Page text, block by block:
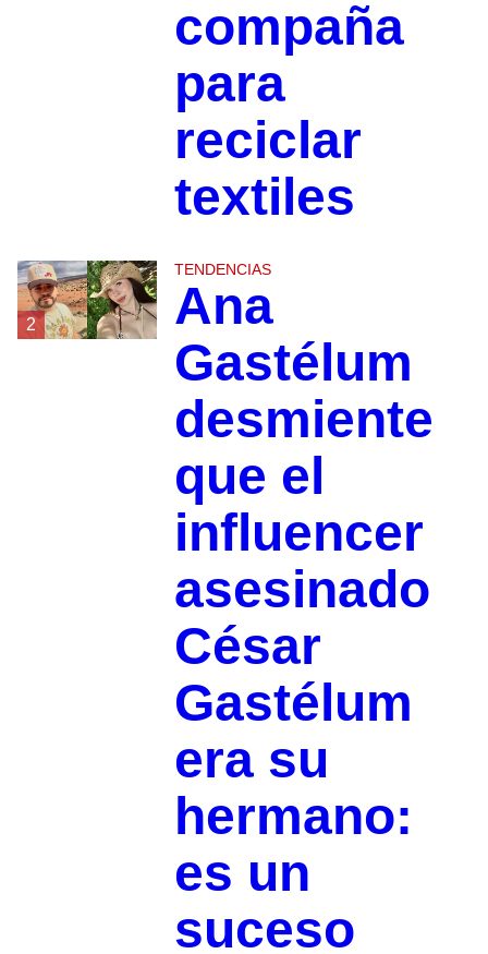
compaña
para
reciclar
textiles
2
TENDENCIAS
Ana
Gastélum
desmiente
que el
influencer
asesinado
César
Gastélum
era su
hermano:
es un
suceso